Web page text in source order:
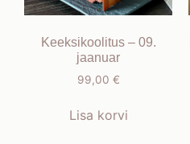
Keeksikoolitus – 09.
jaanuar
99,00 €
Lisa korvi